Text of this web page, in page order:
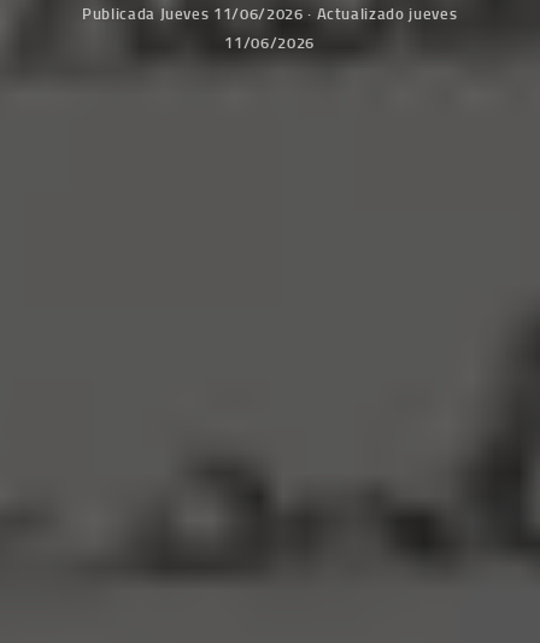
Publicada Jueves 11/06/2026 · Actualizado jueves
11/06/2026